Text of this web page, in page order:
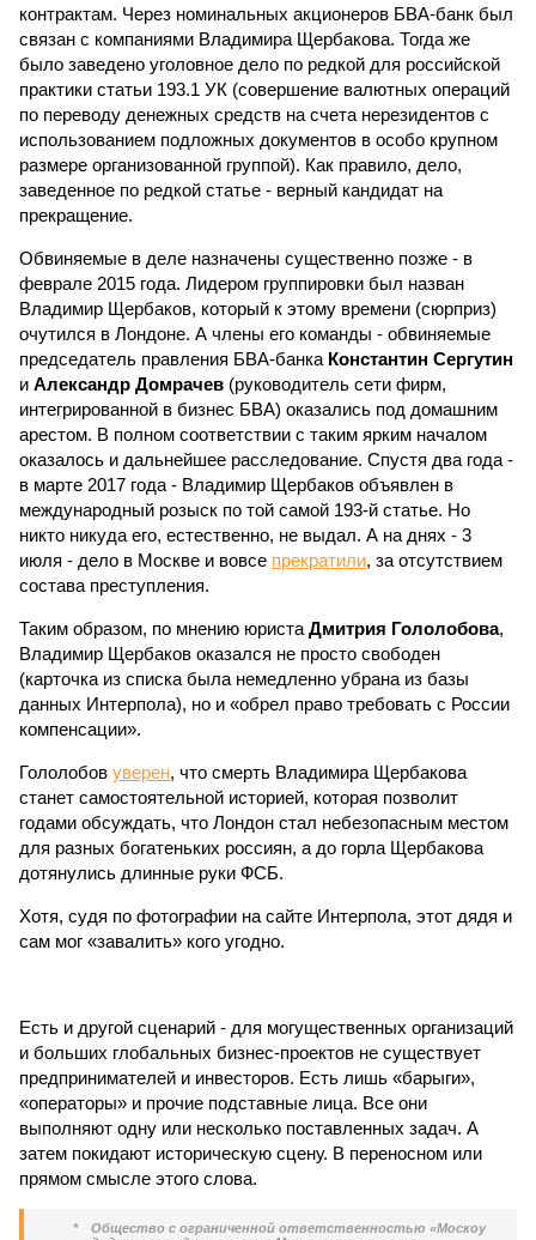
контрактам. Через номинальных акционеров БВА-банк был
связан с компаниями Владимира Щербакова. Тогда же
было заведено уголовное дело по редкой для российской
практики статьи 193.1 УК (совершение валютных операций
по переводу денежных средств на счета нерезидентов с
использованием подложных документов в особо крупном
размере организованной группой). Как правило, дело,
заведенное по редкой статье - верный кандидат на
прекращение.
Обвиняемые в деле назначены существенно позже - в
феврале 2015 года. Лидером группировки был назван
Владимир Щербаков, который к этому времени (сюрприз)
очутился в Лондоне. А члены его команды - обвиняемые
председатель правления БВА-банка Константин Сергутин
и Александр Домрачев (руководитель сети фирм,
интегрированной в бизнес БВА) оказались под домашним
арестом. В полном соответствии с таким ярким началом
оказалось и дальнейшее расследование. Спустя два года -
в марте 2017 года - Владимир Щербаков объявлен в
международный розыск по той самой 193-й статье. Но
никто никуда его, естественно, не выдал. А на днях - 3
июля - дело в Москве и вовсе прекратили, за отсутствием
состава преступления.
Таким образом, по мнению юриста Дмитрия Гололобова,
Владимир Щербаков оказался не просто свободен
(карточка из списка была немедленно убрана из базы
данных Интерпола), но и «обрел право требовать с России
компенсации».
Гололобов уверен, что смерть Владимира Щербакова
станет самостоятельной историей, которая позволит
годами обсуждать, что Лондон стал небезопасным местом
для разных богатеньких россиян, а до горла Щербакова
дотянулись длинные руки ФСБ.
Хотя, судя по фотографии на сайте Интерпола, этот дядя и
сам мог «завалить» кого угодно.
Есть и другой сценарий - для могущественных организаций
и больших глобальных бизнес-проектов не существует
предпринимателей и инвесторов. Есть лишь «барыги»,
«операторы» и прочие подставные лица. Все они
выполняют одну или несколько поставленных задач. А
затем покидают историческую сцену. В переносном или
прямом смысле этого слова.
*
Общество с ограниченной ответственностью «Москоу